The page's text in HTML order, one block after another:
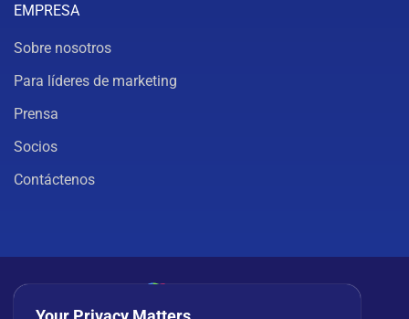
EMPRESA
Sobre nosotros
Para líderes de marketing
Prensa
Socios
Contáctenos